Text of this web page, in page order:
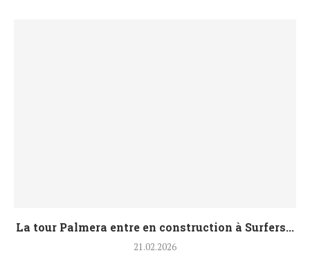
La tour Palmera entre en construction à Surfers...
21.02.2026